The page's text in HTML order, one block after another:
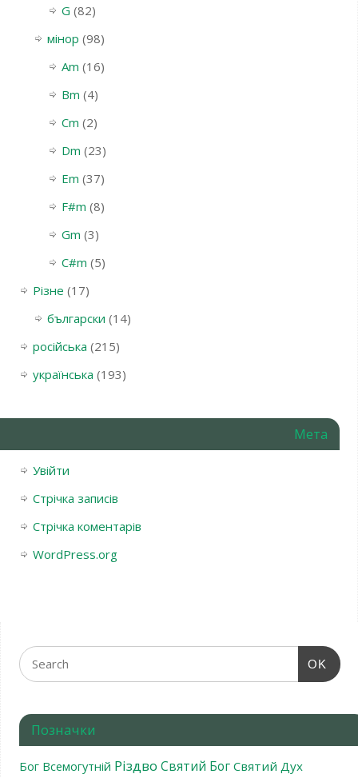
G (82)
мінор (98)
Am (16)
Bm (4)
Cm (2)
Dm (23)
Em (37)
F#m (8)
Gm (3)
С#m (5)
Різне (17)
български (14)
російська (215)
українська (193)
Мета
Увійти
Стрічка записів
Стрічка коментарів
WordPress.org
OK
Позначки
Бог Всемогутній Різдво Святий Бог Святий Дух